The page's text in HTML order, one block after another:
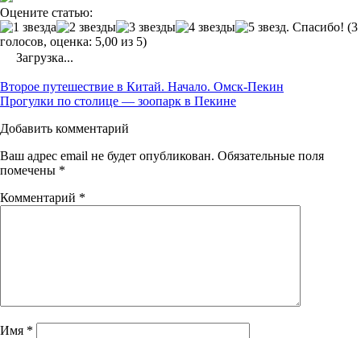
Оцените статью:
(3
голосов, оценка: 5,00 из 5)
Загрузка...
Post
navigation
Второе путешествие в Китай. Начало. Омск-Пекин
Прогулки по столице — зоопарк в Пекине
Добавить комментарий
Ваш адрес email не будет опубликован. Обязательные поля
помечены *
Комментарий *
Имя *